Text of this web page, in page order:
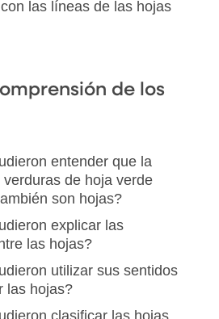
las líneas de las hojas
de los
entender que la
verduras de hoja verde
son hojas?
explicar las
las hojas?
utilizar sus sentidos
las hojas?